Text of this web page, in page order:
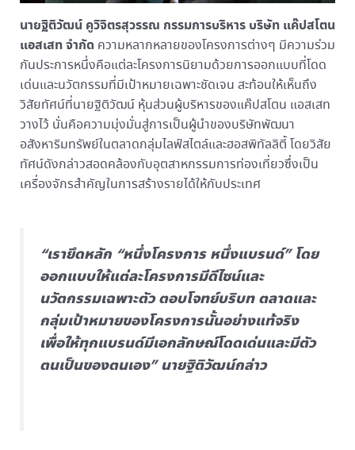
นายฐิติวัฒน์ คูวิจิตรสุวรรณ กรรมการบริหาร บริษัท แค๊ปสโตน
แอสเสท จำกัด ความหลากหลายของโครงการต่างๆ มีความร่วม
กันประการหนึ่งคือแต่ละโครงการนิยามด้วยการออกแบบที่โดด
เด่นและนวัตกรรมที่มีเป้าหมายเฉพาะชัดเจน สะท้อนให้เห็นถึง
วิสัยทัศน์ที่นายฐิติวัฒน์ หุ้นส่วนผู้บริหารของแค๊ปสโตน แอสเสท
วางไว้ นั่นคือความมุ่งมั่นสู่การเป็นผู้นำของบริษัทพัฒนา
อสังหาริมทรัพย์ในตลาดกลุ่มไลฟ์สไตล์และฮอสพิทัลลิตี้ โดยวิสัย
ทัศน์ดังกล่าวสอดคล้องกับอุตสาหกรรมการท่องเที่ยวซึ่งเป็น
เครื่องจักรสำคัญในการสร้างรายได้ให้กับประเทศ
“เรายึดหลัก “หนึ่งโครงการ หนึ่งแบรนด์” โดย
ออกแบบให้แต่ละโครงการมีดีไซน์และ
นวัตกรรมเฉพาะตัว ตอบโจทย์บริบท ตลาดและ
กลุ่มเป้าหมายของโครงการนั้นอย่างแท้จริง
เพื่อให้ทุกแบรนด์มีเอกลักษณ์โดดเด่นและมีตัว
ตนเป็นของตนเอง” นายฐิติวัฒน์กล่าว